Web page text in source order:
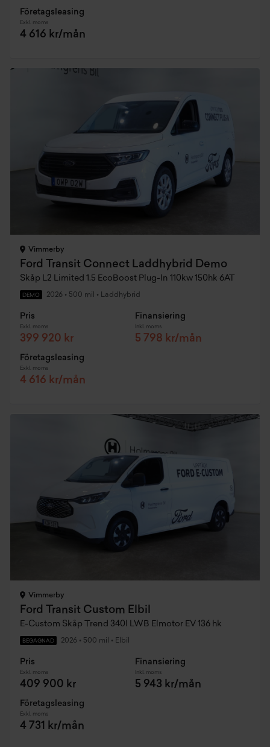
Företagsleasing
Exkl. moms
4 616 kr/mån
Vimmerby
Ford Transit Connect Laddhybrid Demo
Skåp L2 Limited 1.5 EcoBoost Plug-In 110kw 150hk 6AT
DEMO 2026 • 500 mil • Laddhybrid
Pris
Exkl. moms
399 920 kr
Finansiering
Inkl. moms
5 798 kr/mån
Företagsleasing
Exkl. moms
4 616 kr/mån
Vimmerby
Ford Transit Custom Elbil
E-Custom Skåp Trend 340l LWB Elmotor EV 136 hk
BEGAGNAD 2026 • 500 mil • Elbil
Pris
Exkl. moms
409 900 kr
Finansiering
Inkl. moms
5 943 kr/mån
Företagsleasing
Exkl. moms
4 731 kr/mån